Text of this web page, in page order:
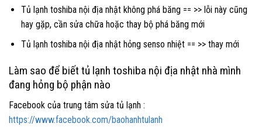
Tủ lạnh toshiba nội địa nhật không phá băng == >> lỗi này cũng
hay gặp, cần sửa chữa hoặc thay bộ phá băng mới
Tủ lạnh toshiba nội địa nhật hỏng senso nhiệt == >> thay mới
Làm sao để biết tủ lạnh toshiba nội địa nhật nhà mình
đang hỏng bộ phận nào
Facebook của trung tâm sửa tủ lạnh :
https://www.facebook.com/baohanhtulanh